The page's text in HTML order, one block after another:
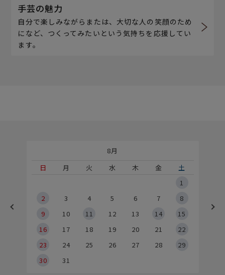
手芸の魅力
自分で楽しみながらまたは、大切な人の笑顔のため
になど、つくってみたいという気持ちを応援してい
ます。
8月
日
月 火 水 木 金
土
1
2
3 4 5 6 7
8
9
10 11 12 13 14
15
16
17 18 19 20 21
22
23
24 25 26 27 28
29
30
31